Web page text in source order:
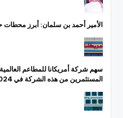
الأمير أحمد بن سلمان: أبرز محطات
سهم شركة أمريكانا للمطاعم
المستثمرين من هذه الشركة في 2024؟